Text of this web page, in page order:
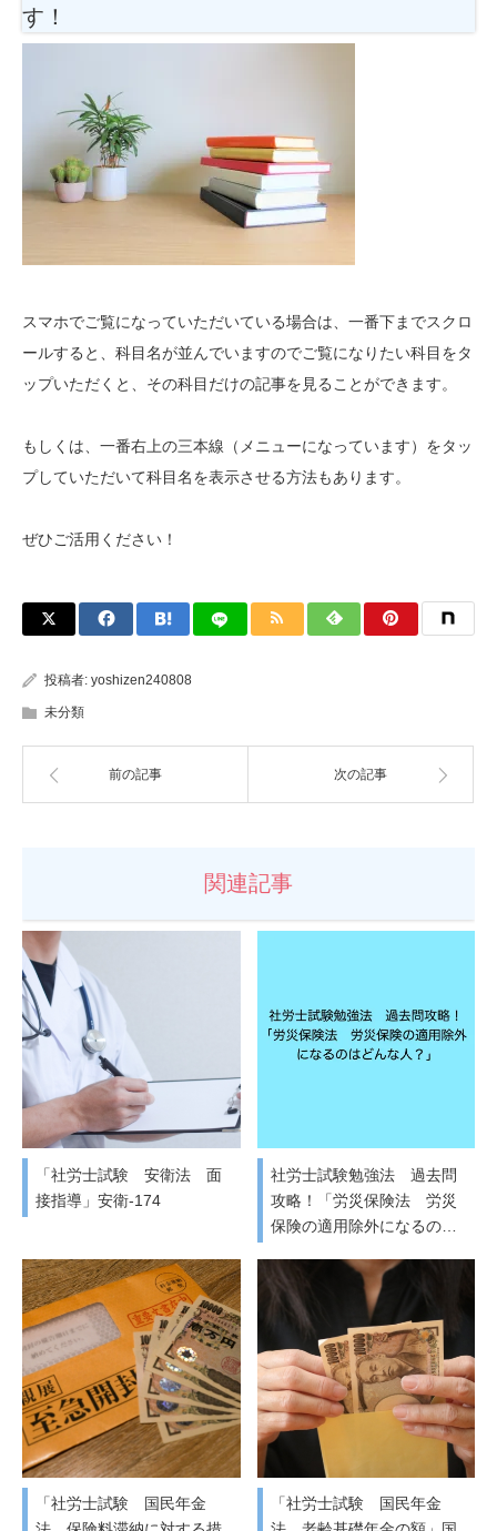
す！
スマホでご覧になっていただいている場合は、一番下までスクロ
ールすると、科目名が並んでいますのでご覧になりたい科目をタ
ップいただくと、その科目だけの記事を見ることができます。
もしくは、一番右上の三本線（メニューになっています）をタッ
プしていただいて科目名を表示させる方法もあります。
ぜひご活用ください！
投稿者: yoshizen240808
未分類
前の記事 次の記事
関連記事
「社労士試験 安衛法 面
接指導」安衛-174
社労士試験勉強法 過去問
攻略！「労災保険法 労災
保険の適用除外になるの…
「社労士試験 国民年金
「社労士試験 国民年金